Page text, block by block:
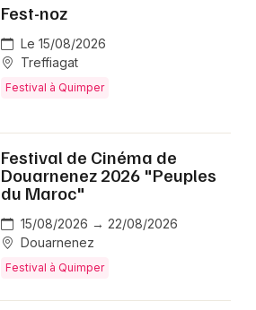
Fest-noz
Le 15/08/2026
Treffiagat
Festival à Quimper
Festival de Cinéma de
Douarnenez 2026 "Peuples
du Maroc"
15/08/2026 → 22/08/2026
Douarnenez
Festival à Quimper